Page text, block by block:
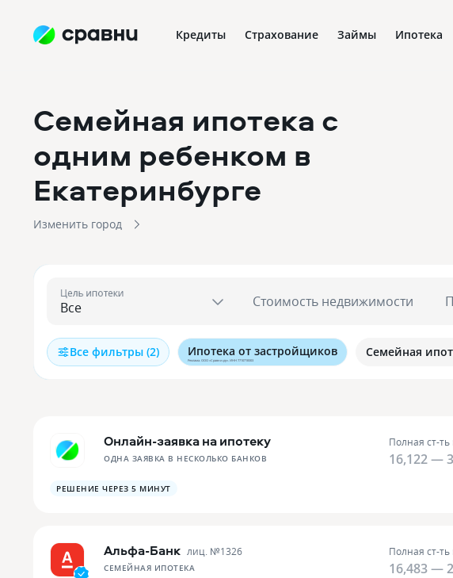
Кредиты Страхование Займы Ипотека
Семейная ипотека с
одним ребенком в
Екатеринбурге
Изменить город
Цель ипотеки Стоимость недвижимости
Все фильтры (2) Ипотека от застройщиков
Реклама. ООО «Сравни.ру». ИНН 7710718303
Семейная
Онлайн-заявка на ипотеку
ОДНА ЗАЯВКА В НЕСКОЛЬКО БАНКОВ
Полная ст-ть
16,122 —
РЕШЕНИЕ ЧЕРЕЗ 5 МИНУТ
Альфа-Банк лиц. №1326
СЕМЕЙНАЯ ИПОТЕКА
Полная ст-ть
16,483 —